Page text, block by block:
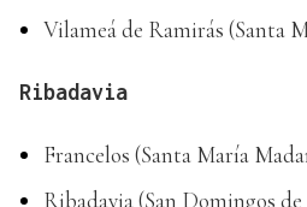
Vilameá de Ramirás (Santa
Ribadavia
Francelos (Santa María
Ribadavia (San Domingos de